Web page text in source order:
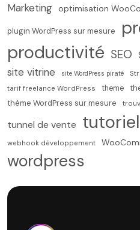
Marketing optimisation
plugin WordPress sur mesure
productivité SEO
site vitrine site WordPress piraté
tarif freelance WordPress theme
thème WordPress sur mesure
tunnel de vente tutoriel
webhook développement
wordpress